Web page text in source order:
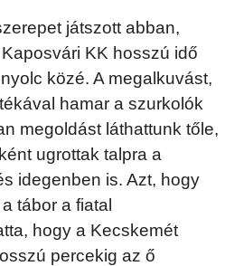
játszott abban,
KK hosszú idő
közé. A megalkuvást,
hamar a szurkolók
megoldást láthattunk tőle,
ugrottak talpra a
idegenben is. Azt, hogy
tábor a fiatal
hogy a Kecskemét
percekig az ő